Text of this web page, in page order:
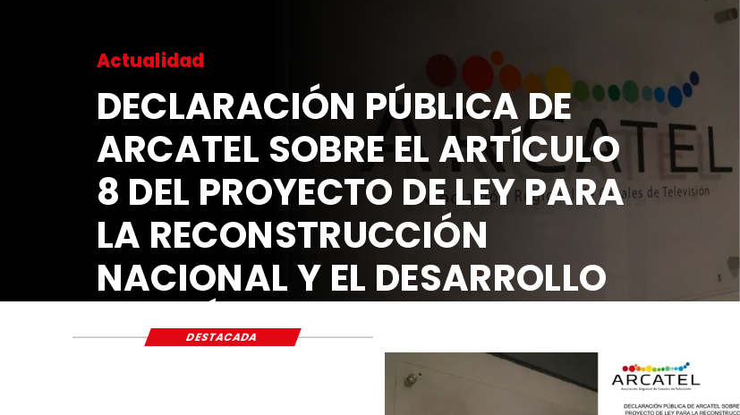
Actualidad
DECLARACIÓN PÚBLICA DE
ARCATEL SOBRE EL ARTÍCULO
8 DEL PROYECTO DE LEY PARA
LA RECONSTRUCCIÓN
NACIONAL Y EL DESARROLLO
ECONÓMICO Y SOCIAL
DESTACADA